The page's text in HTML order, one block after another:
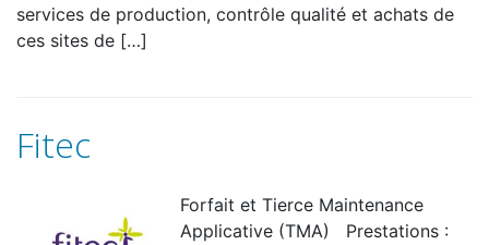
services de production, contrôle qualité et achats de
ces sites de […]
Fitec
Forfait et Tierce Maintenance
Applicative (TMA) Prestations :